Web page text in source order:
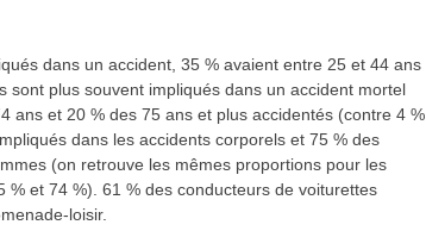
dans un accident, 35 % avaient entre 25 et 44 ans
plus souvent impliqués dans un accident mortel
ans et 20 % des 75 ans et plus accidentés (contre 4 %
dans les accidents corporels et 75 % des
(on retrouve les mêmes proportions pour les
et 74 %). 61 % des conducteurs de voiturettes
loisir.